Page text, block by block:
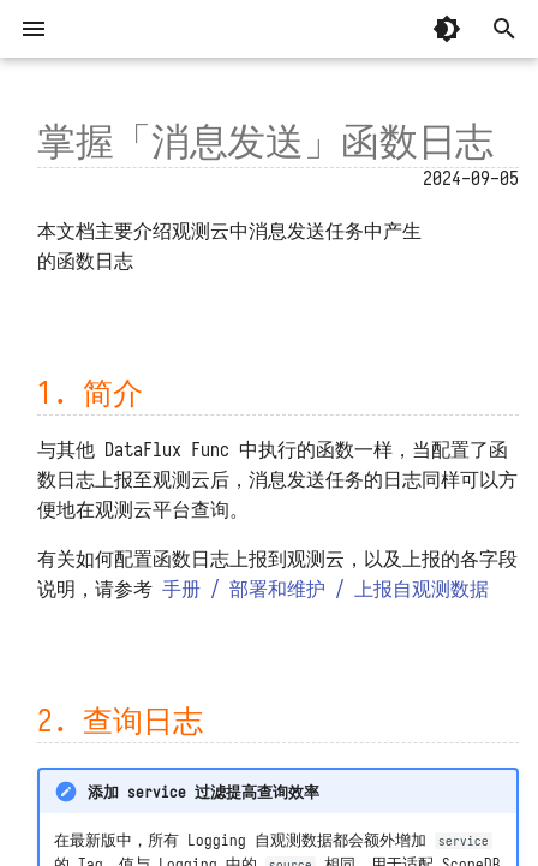
快速开始
部署和维护
系统要求
国产操作系统兼容性
重置管理员密码
管理员工具
数据保存位置
备份和迁移
上报自观测数据
基准性能测试
界面和操作
整体
开发模块
基本概念
编写并调用函数
连接器订阅
安装第三方包
上传用户 Python 模块
预执行脚本
环境变量 DFF.ENV
故障排查
忘记安装目录
安装部署时脚本中断
函数执行超时
函数执行无响应
包无法 import 或版本错误
代码无法访问外网
无法通过 POST 方式调用 API
MCP 服务
MCP 编程
MCP 函数
Sidecar
Open API 和 SDK
AI 辅助编程
从 OpenCode 接入并实现建站
从 Codex 接入并实现建站
1. 简介
2. 查询日志
由其他系统直接发送消息
3. 分段解读
发送请求
请求结果
4. 完整示例
X. 消息类型
以往版本 DataFlux Func 7.x
DataFlux Func 6.x
DataFlux Func 1.x
附属版 Func 版本对照表
版本兼容性说明
起步
基础
基础补充
第三方库
代码片段参考
掌握「消息发送」函数日志
2024-09-05
本文档主要介绍观测云中消息发送任务中产生
的函数日志
1. 简介
与其他 DataFlux Func 中执行的函数一样，当配置了函
数日志上报至观测云后，消息发送任务的日志同样可以方
便地在观测云平台查询。
有关如何配置函数日志上报到观测云，以及上报的各字段
说明，请参考 手册 / 部署和维护 / 上报自观测数据
2. 查询日志
添加 service 过滤提高查询效率
在最新版中，所有 Logging 自观测数据都会额外增加 service